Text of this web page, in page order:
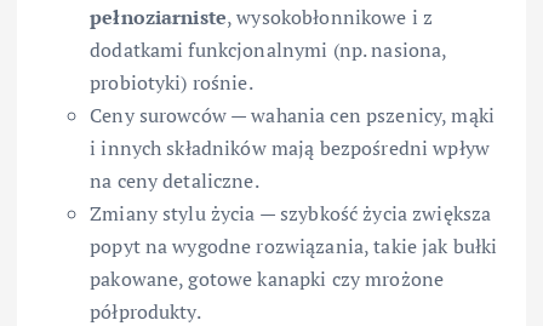
pełnoziarniste, wysokobłonnikowe i z
dodatkami funkcjonalnymi (np. nasiona,
probiotyki) rośnie.
Ceny surowców — wahania cen pszenicy, mąki
i innych składników mają bezpośredni wpływ
na ceny detaliczne.
Zmiany stylu życia — szybkość życia zwiększa
popyt na wygodne rozwiązania, takie jak bułki
pakowane, gotowe kanapki czy mrożone
półprodukty.